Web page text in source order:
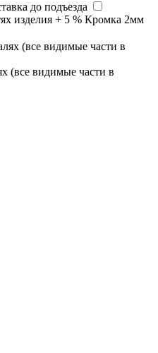
до подъезда
Кромка 2мм
(все видимые части в